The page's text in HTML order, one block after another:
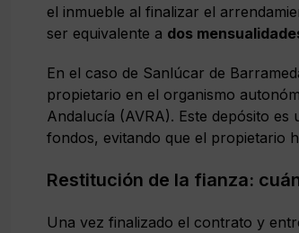
el inmueble al finalizar el
ser equivalente a dos
En el caso de Sanlúcar de
propietario en el organismo
Andalucía (AVRA). Este depósito
fondos, evitando que el propietario
Restitución de la fianza:
Una vez finalizado el contrato y